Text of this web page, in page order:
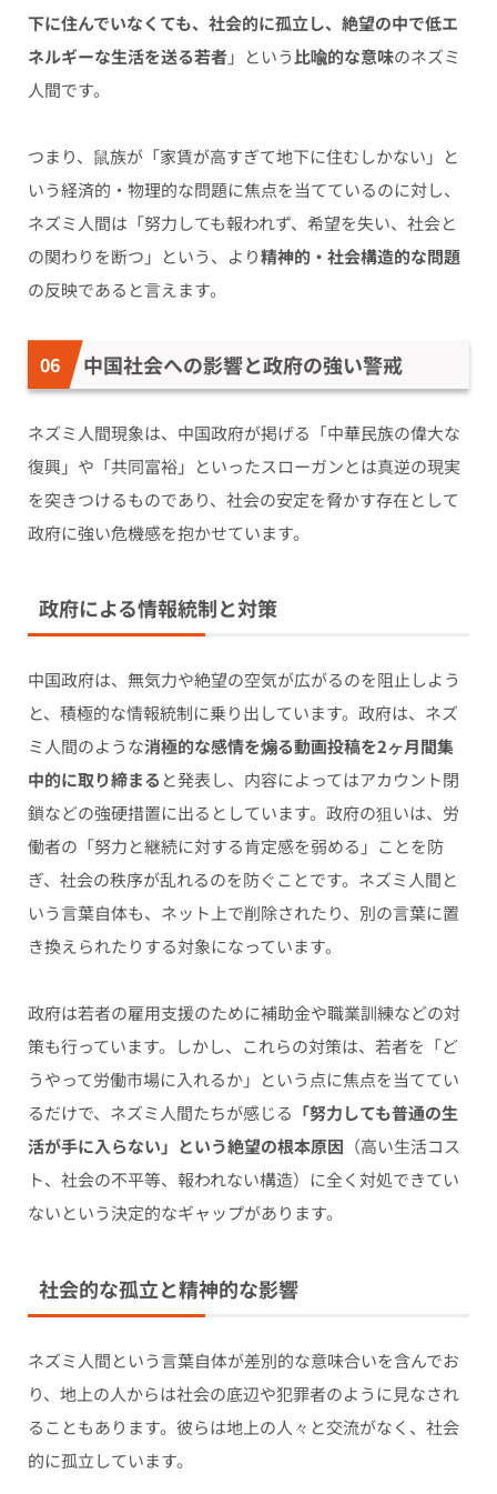
下に住んでいなくても、社会的に孤立し、絶望の中で低エ
ネルギーな生活を送る若者」という 比喩的な意味のネズミ
人間です。
つまり、鼠族が「家賃が高すぎて地下に住むしかない」と
いう経済的・物理的な問題に焦点を当てているのに対し、
ネズミ人間は「努力しても報われず、希望を失い、社会と
の関わりを断つ」という、より精神的・社会構造的な問題
の反映であると言えます。
中国社会への影響と政府の強い警戒
ネズミ人間現象は、中国政府が掲げる「中華民族の偉大な
復興」や「共同富裕」といったスローガンとは真逆の現実
を突きつけるものであり、社会の安定を脅かす存在として
政府に強い危機感を抱かせています。
政府による情報統制と対策
中国政府は、無気力や絶望の空気が広がるのを阻止しよう
と、積極的な情報統制に乗り出しています。政府は、ネズ
ミ人間のような消極的な感情を煽る動画投稿を2ヶ月間集
中的に取り締まる と発表し、内容によってはアカウント閉
鎖などの強硬措置に出るとしています。政府の狙いは、労
働者の「努力と継続に対する肯定感を弱める」ことを防
ぎ、社会の秩序が乱れるのを防ぐことです。ネズミ人間と
いう言葉自体も、ネット上で削除されたり、別の言葉に置
き換えられたりする対象になっています。
政府は若者の雇用支援のために補助金や職業訓練などの対
策も行っています。しかし、これらの対策は、若者を「ど
うやって労働市場に入れるか」という点に焦点を当ててい
るだけで、ネズミ人間たちが感じる 「努力しても普通の生
活が手に入らない」という絶望の根本原因 （高い生活コス
ト、社会の不平等、報われない構造）に全く対処できてい
ないという決定的なギャップがあります。
社会的な孤立と精神的な影響
ネズミ人間という言葉自体が差別的な意味合いを含んでお
り、地上の人からは社会の底辺や犯罪者のように見なされ
ることもあります。彼らは地上の人々と交流がなく、社会
的に孤立しています。